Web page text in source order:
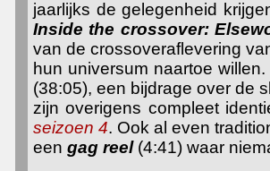
jaarlijks de gelegenheid
Inside the crossover:
van de crossoveraflevering
hun universum naartoe
(38:05), een bijdrage over de
zijn overigens compleet
seizoen 4. Ook al even
een gag reel(4:41) waar